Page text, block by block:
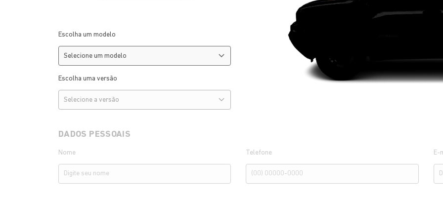
Escolha um modelo
Escolha uma versão
DADOS PESSOAIS
Nome Telefone E-